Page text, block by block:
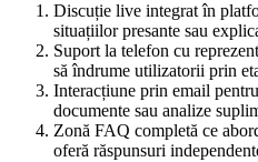
Discuție live integrat în
situațiilor presante sau
Suport la telefon cu
să îndrume utilizatorii prin
Interacțiune prin email
documente sau analize
Zonă FAQ completă ce
oferă răspunsuri